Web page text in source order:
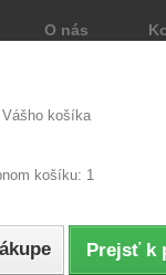
O nás
košíka
košíku: 1
Prejsť k